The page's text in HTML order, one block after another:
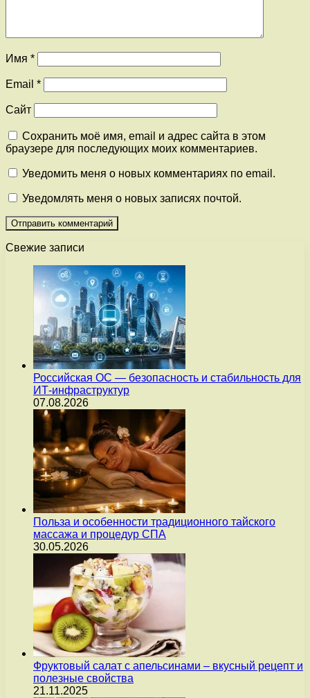
Имя *
Email *
Сайт
Сохранить моё имя, email и адрес сайта в этом
браузере для последующих моих комментариев.
Уведомить меня о новых комментариях по email.
Уведомлять меня о новых записях почтой.
Свежие записи
Российская ОС — безопасность и стабильность для
ИТ-инфраструктур
07.08.2026
Польза и особенности традиционного тайского
массажа и процедур СПА
30.05.2026
Фруктовый салат с апельсинами – вкусный рецепт и
полезные свойства
21.11.2025